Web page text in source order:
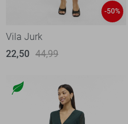
-50%
Vila Jurk
22,50 44,99